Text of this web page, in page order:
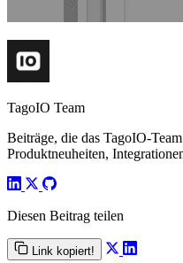
TagoIO Team
Beiträge, die das TagoIO-
Produktneuheiten,
Diesen Beitrag teilen
Link kopiert!